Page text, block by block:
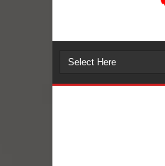
Dos internos
Temporal